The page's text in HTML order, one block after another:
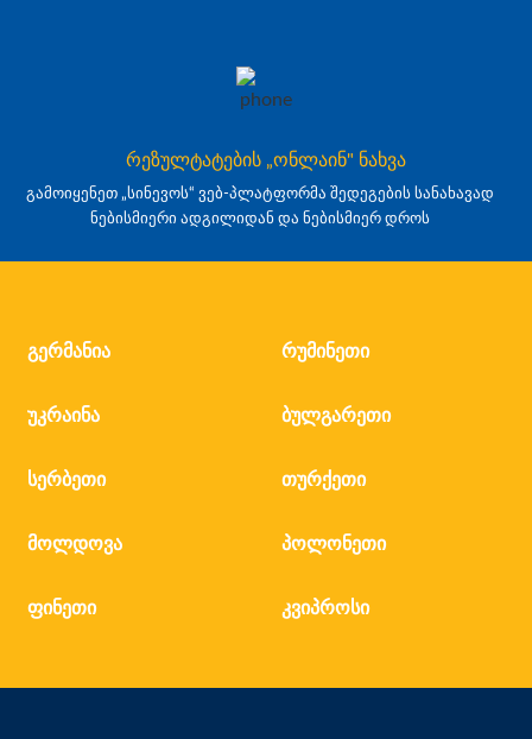
რეზულტატების „ონლაინ" ნახვა
გამოიყენეთ „სინევოს“ ვებ-პლატფორმა შედეგების სანახავად
ნებისმიერი ადგილიდან და ნებისმიერ დროს
გერმანია რუმინეთი
უკრაინა ბულგარეთი
სერბეთი თურქეთი
მოლდოვა პოლონეთი
ფინეთი კვიპროსი